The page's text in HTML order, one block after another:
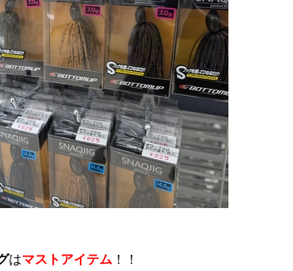
はマストアイテム ！！